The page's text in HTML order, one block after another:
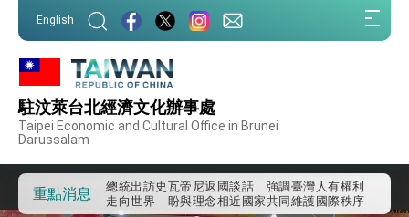
English
駐汶萊台北經濟文化辦事處
Taipei Economic and Cultural Office in Brunei
Darussalam
重點消息
我國政府將在美國亞利桑納州設立「駐鳳凰城辦
事處」，進一步深化台美交流合作
第一屆亞太在宅醫療大會開幕 總統盼分享臺灣
經驗為亞太醫療照護發展開創新里程碑
及「台灣智慧醫療與健康產業展」預告短片，向
世界展現台灣守護全球健康的創新能量
總統出訪史瓦帝尼返國談話 強調臺灣人有權利
走向世界 盼與理念相近國家共同維護國際秩序